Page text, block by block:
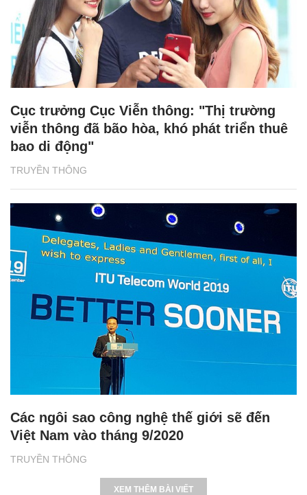
TRUYỀN THÔNG
Cục trưởng Cục Viễn thông: "Thị trường
viễn thông đã bão hòa, khó phát triển thuê
bao di động"
TRUYỀN THÔNG
Các ngôi sao công nghệ thế giới sẽ đến
Việt Nam vào tháng 9/2020
XEM THÊM BÀI VIẾT